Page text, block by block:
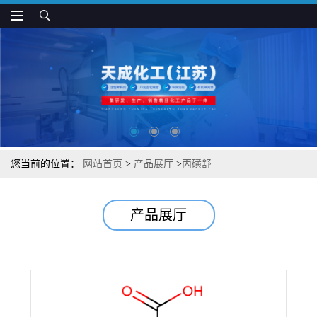
您当前的位置： 网站首页 > 产品展厅 >丙磺舒
产品展厅